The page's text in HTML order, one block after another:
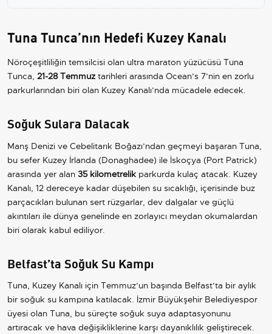
Tuna Tunca’nın Hedefi Kuzey Kanalı
Nöroçeşitliliğin temsilcisi olan ultra maraton yüzücüsü Tuna
Tunca, 21-28 Temmuz tarihleri arasında Ocean’s 7’nin en zorlu
parkurlarından biri olan Kuzey Kanalı’nda mücadele edecek.
Soğuk Sulara Dalacak
Manş Denizi ve Cebelitarık Boğazı’ndan geçmeyi başaran Tuna,
bu sefer Kuzey İrlanda (Donaghadee) ile İskoçya (Port Patrick)
arasında yer alan 35 kilometrelik parkurda kulaç atacak. Kuzey
Kanalı, 12 dereceye kadar düşebilen su sıcaklığı, içerisinde buz
parçacıkları bulunan sert rüzgarlar, dev dalgalar ve güçlü
akıntıları ile dünya genelinde en zorlayıcı meydan okumalardan
biri olarak kabul ediliyor.
Belfast’ta Soğuk Su Kampı
Tuna, Kuzey Kanalı için Temmuz’un başında Belfast’ta bir aylık
bir soğuk su kampına katılacak. İzmir Büyükşehir Belediyespor
üyesi olan Tuna, bu süreçte soğuk suya adaptasyonunu
artıracak ve hava değişikliklerine karşı dayanıklılık geliştirecek.